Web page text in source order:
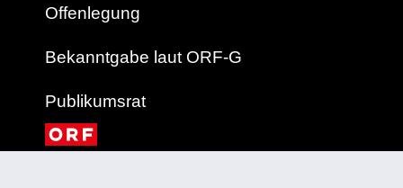
Offenlegung
Bekanntgabe laut ORF-G
Publikumsrat